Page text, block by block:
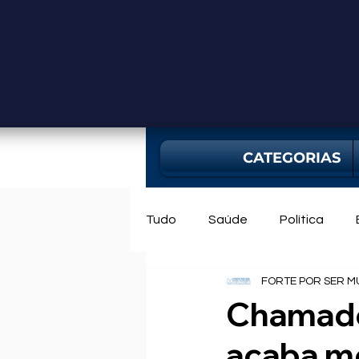
CATEGORIAS
Tudo Saúde Política
Mercado Bahia
FORTE POR SER